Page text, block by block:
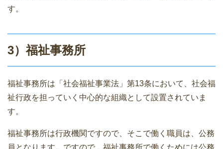
す。
3）福祉事務所
福祉事務所は「社会福祉事業法」第13条において、社会福
祉行政を担っていく中心的な組織として設置されていま
す。
福祉事務所は行政機関ですので、そこで働く職員は、公務